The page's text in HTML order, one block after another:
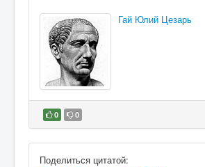
Гай Юлий Цезарь
0 0
В избранное
Поделиться цитатой: